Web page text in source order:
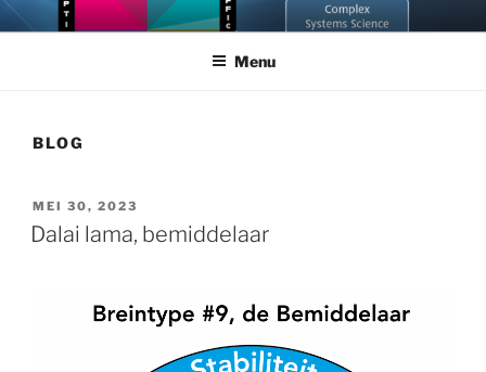
Ga
naarNEUROGRAM
Doorgrond jezelf en anderen met Cybernetic Big Five Theory
Menu
BLOG
GEPLAATST
OP
MEI 30, 2023
Dalai lama, bemiddelaar